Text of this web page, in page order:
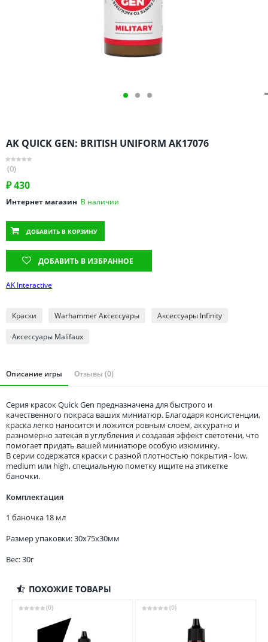
Саратовская область
Свердловская область
Смоленская область
Ставропольский край
Татарстан
Тверская область
Томская область
Тюменская область
AK QUICK GEN: BRITISH UNIFORM AK17076
(0)
₽430
Интернет магазин В наличии
ДОБАВИТЬ В КОРЗИНУ
ДОБАВИТЬ В ИЗБРАННОЕ
AK Interactive
Краски Warhammer Аксессуары Аксессуары Infinity
Аксессуары Malifaux
Описание игры Отзывы (0)
Серия красок Quick Gen предназначена для быстрого и
качественного покраса ваших миниатюр. Благодаря консистенции,
краска легко наносится и ложится ровным слоем, аккуратно и
разномерно затекая в углубления и создавая эффект светотени, что
помогает придать вашей миниатюре особую изюминку.
В серии содержатся краски с разной плотностью покрытия - low,
medium или high, специальную пометку ищите на этикетке
баночки.
Комплектация
1 баночка 18 мл
Размер упаковки: 30x75x30мм
Вес: 30г
ПОХОЖИЕ ТОВАРЫ
(0) (0)